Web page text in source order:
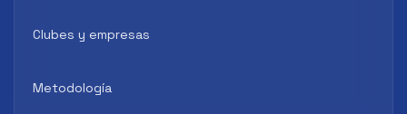
Clubes y empresas
Metodología